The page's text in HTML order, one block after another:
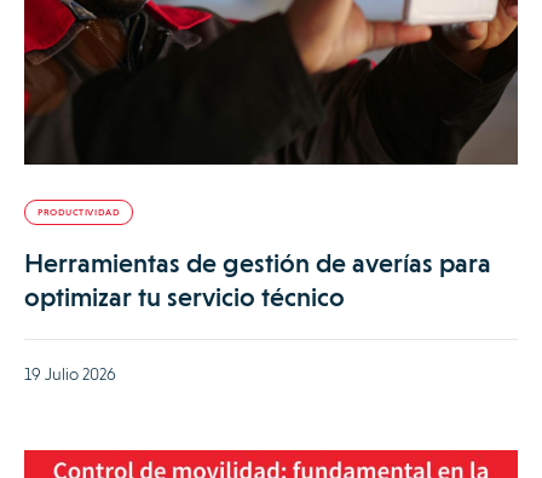
PRODUCTIVIDAD
Herramientas de gestión de averías para
optimizar tu servicio técnico
19 Julio 2026